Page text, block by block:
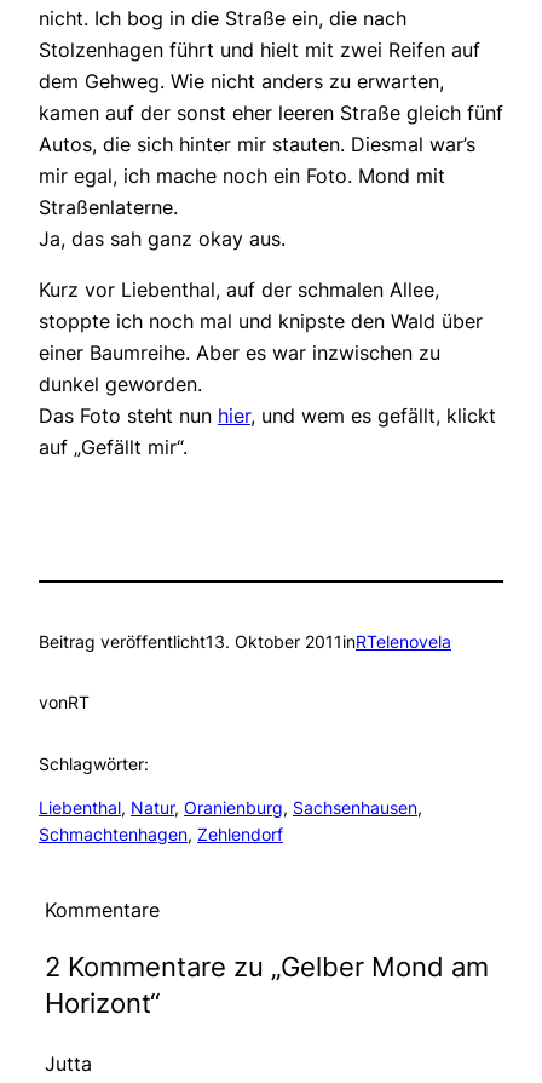
nicht. Ich bog in die Straße ein, die nach
Stolzenhagen führt und hielt mit zwei Reifen auf
dem Gehweg. Wie nicht anders zu erwarten,
kamen auf der sonst eher leeren Straße gleich fünf
Autos, die sich hinter mir stauten. Diesmal war’s
mir egal, ich mache noch ein Foto. Mond mit
Straßenlaterne.
Ja, das sah ganz okay aus.
Kurz vor Liebenthal, auf der schmalen Allee,
stoppte ich noch mal und knipste den Wald über
einer Baumreihe. Aber es war inzwischen zu
dunkel geworden.
Das Foto steht nun hier, und wem es gefällt, klickt
auf „Gefällt mir“.
Beitrag veröffentlicht13. Oktober 2011inRTelenovela
vonRT
Schlagwörter:
Liebenthal, Natur, Oranienburg, Sachsenhausen
Schmachtenhagen, Zehlendorf
Kommentare
2 Kommentare zu „Gelber Mond am
Horizont“
Jutta